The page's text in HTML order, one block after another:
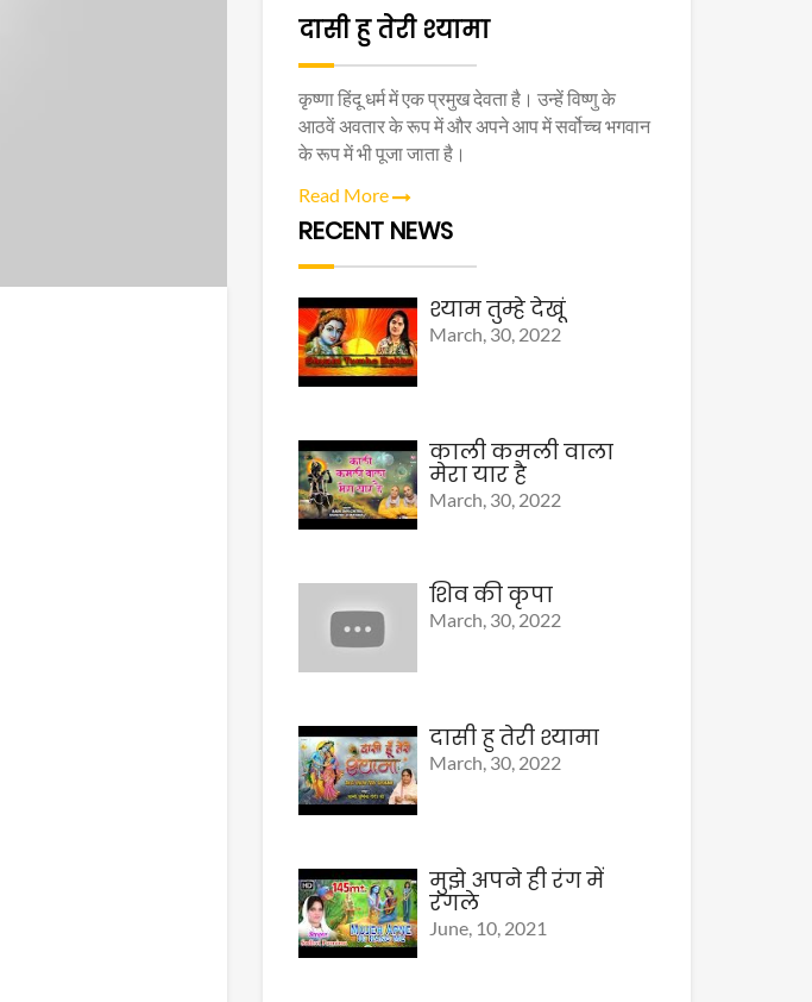
दासी हु तेरी श्यामा
कृष्णा हिंदू धर्म में एक प्रमुख देवता है। उन्हें विष्णु के
आठवें अवतार के रूप में और अपने आप में सर्वोच्च भगवान
के रूप में भी पूजा जाता है।
Read More
RECENT NEWS
श्याम तुम्हे देखूं
March, 30, 2022
काली कमली वाला
मेरा यार है
March, 30, 2022
शिव की कृपा
March, 30, 2022
दासी हु तेरी श्यामा
March, 30, 2022
मुझे अपने ही रंग में
रंगले
June, 10, 2021